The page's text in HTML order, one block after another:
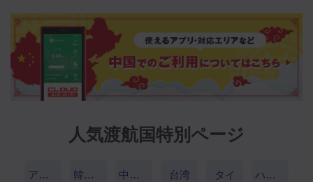
人気渡航国特別ページ
アメリカ 韓国（大韓民国） 中国（中華人民共和国） 台湾 タイ ハワイ